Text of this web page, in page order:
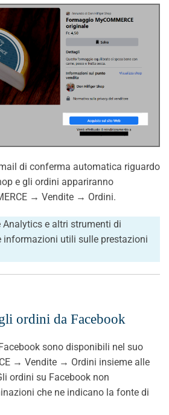
di conferma automatica riguardo
e gli ordini appariranno
→ Vendite → Ordini.
Analytics e altri strumenti di
informazioni utili sulle prestazioni
ordini da Facebook
sono disponibili nel suo
→ Vendite → Ordini insieme alle
ordini su Facebook non
che ne indicano la fonte di